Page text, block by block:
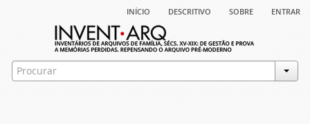
início descritivo sobre entrar